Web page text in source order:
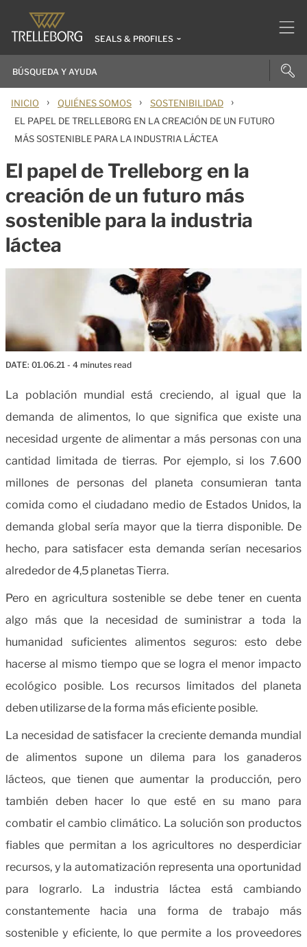
SEALS & PROFILES
INICIO › QUIÉNES SOMOS › SOSTENIBILIDAD ›
EL PAPEL DE TRELLEBORG EN LA CREACIÓN DE UN FUTURO
MÁS SOSTENIBLE PARA LA INDUSTRIA LÁCTEA
El papel de Trelleborg en la
creación de un futuro más
sostenible para la industria
láctea
DATE: 01.06.21 - 4 minutes read
La población mundial está creciendo, al igual que la
demanda de alimentos, lo que significa que existe una
necesidad urgente de alimentar a más personas con una
cantidad limitada de tierras. Por ejemplo, si los 7.600
millones de personas del planeta consumieran tanta
comida como el ciudadano medio de Estados Unidos, la
demanda global sería mayor que la tierra disponible. De
hecho, para satisfacer esta demanda serían necesarios
alrededor de 4,5 planetas Tierra.
Pero en agricultura sostenible se debe tener en cuenta
algo más que la necesidad de suministrar a toda la
humanidad suficientes alimentos seguros: esto debe
hacerse al mismo tiempo que se logra el menor impacto
ecológico posible. Los recursos limitados del planeta
deben utilizarse de la forma más eficiente posible.
La necesidad de satisfacer la creciente demanda mundial
de alimentos supone un dilema para los ganaderos
lácteos, que tienen que aumentar la producción, pero
también deben hacer lo que esté en su mano para
combatir el cambio climático. La solución son productos
fiables que permitan a los agricultores no desperdiciar
recursos, y la automatización representa una oportunidad
para lograrlo. La industria láctea está cambiando
constantemente hacia una forma de trabajo más
sostenible y eficiente, lo que permite a los proveedores